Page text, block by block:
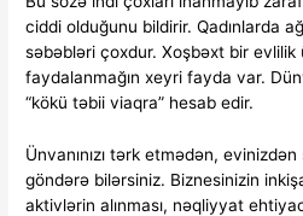
ciddi olduğunu bildirir. Qadınlarda
səbəbləri çoxdur. Xoşbəxt bir
faydalanmağın xeyri fayda var.
“kökü təbii viaqra” hesab edir.
Ünvanınızı tərk etmədən,
göndərə bilərsiniz. Biznesinizin
aktivlərin alınması, nəqliyyat